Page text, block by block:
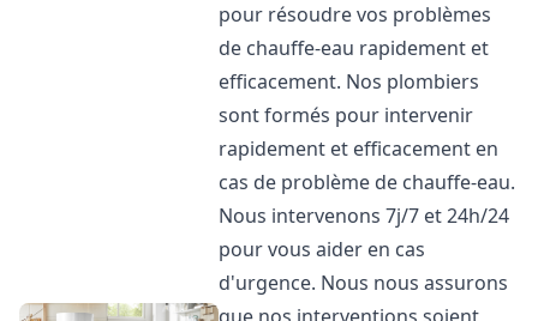
pour résoudre vos problèmes
de chauffe-eau rapidement et
efficacement. Nos plombiers
sont formés pour intervenir
rapidement et efficacement en
cas de problème de chauffe-eau.
Nous intervenons 7j/7 et 24h/24
pour vous aider en cas
d'urgence. Nous nous assurons